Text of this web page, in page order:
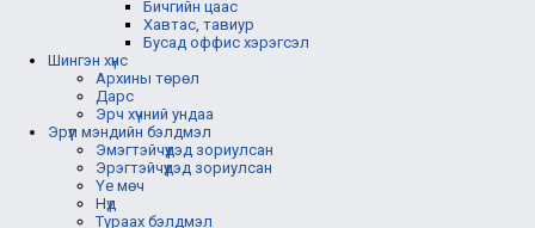
Бичгийн цаас
Хавтас, тавиур
Бусад оффис хэрэгсэл
Шингэн хүнс
Архины төрөл
Дарс
Эрч хүчний ундаа
Эрүүл мэндийн бэлдмэл
Эмэгтэйчүүдэд зориулсан
Эрэгтэйчүүдэд зориулсан
Үе мөч
Нүд
Тураах бэлдмэл